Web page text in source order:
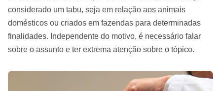
considerado um tabu, seja em relação aos animais
domésticos ou criados em fazendas para determinadas
finalidades. Independente do motivo, é necessário falar
sobre o assunto e ter extrema atenção sobre o tópico.